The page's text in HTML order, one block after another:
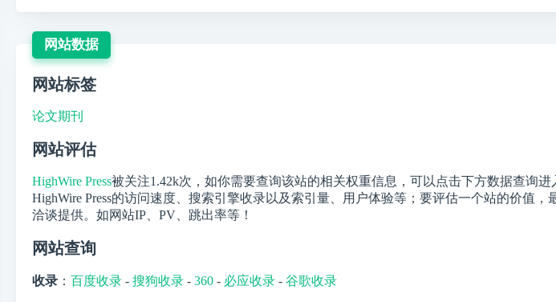
网站数据
网站标签
论文期刊
网站评估
HighWire Press被关注1.42k次，如你需要查询该站的相关权重信息，可以点击下方数据查询
HighWire Press的访问速度、搜索引擎收录以及索引量、用户体验等；要评估一个站的价值
洽谈提供。如网站IP、PV、跳出率等！
网站查询
收录 ： 百度收录 - 搜狗收录 - 360 - 必应收录 - 谷歌收录